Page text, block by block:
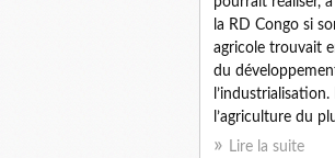
la RD Congo si
agricole trouvait
du
l’agriculture du
Lire la suite